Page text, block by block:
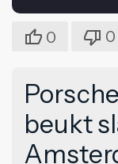
0 0
beukt